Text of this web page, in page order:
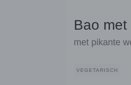
Bao
met pikante
VEGETARISCH